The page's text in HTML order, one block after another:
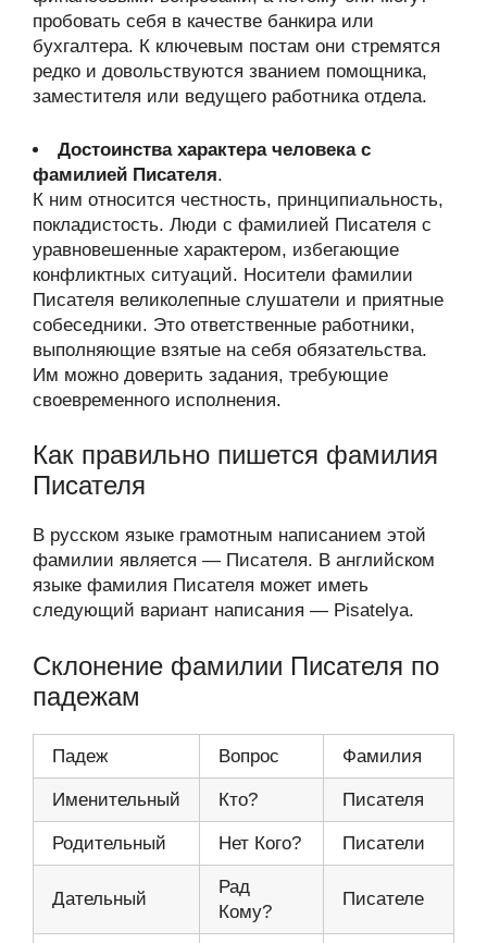
пробовать себя в качестве банкира или
бухгалтера. К ключевым постам они стремятся
редко и довольствуются званием помощника,
заместителя или ведущего работника отдела.
Достоинства характера человека с
фамилией Писателя.
К ним относится честность, принципиальность,
покладистость. Люди с фамилией Писателя с
уравновешенные характером, избегающие
конфликтных ситуаций. Носители фамилии
Писателя великолепные слушатели и приятные
собеседники. Это ответственные работники,
выполняющие взятые на себя обязательства.
Им можно доверить задания, требующие
своевременного исполнения.
Как правильно пишется фамилия
Писателя
В русском языке грамотным написанием этой
фамилии является — Писателя. В английском
языке фамилия Писателя может иметь
следующий вариант написания — Pisatelya.
Склонение фамилии Писателя по
падежам
Падеж Вопрос Фамилия
Именительный Кто? Писателя
Родительный Нет Кого? Писатели
Дательный
Рад
Кому?
Писателе